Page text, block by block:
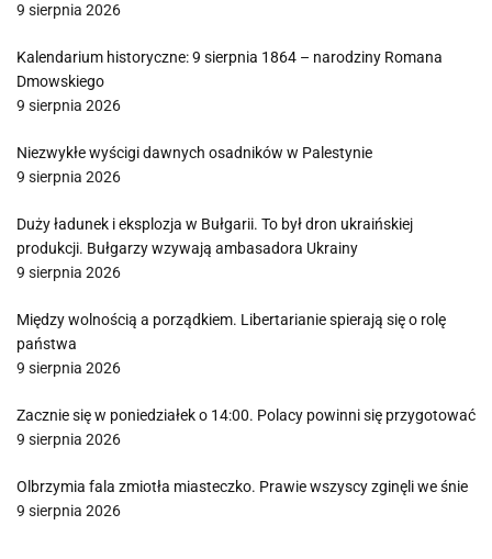
9 sierpnia 2026
Kalendarium historyczne: 9 sierpnia 1864 – narodziny Romana
Dmowskiego
9 sierpnia 2026
Niezwykłe wyścigi dawnych osadników w Palestynie
9 sierpnia 2026
Duży ładunek i eksplozja w Bułgarii. To był dron ukraińskiej
produkcji. Bułgarzy wzywają ambasadora Ukrainy
9 sierpnia 2026
Między wolnością a porządkiem. Libertarianie spierają się o rolę
państwa
9 sierpnia 2026
Zacznie się w poniedziałek o 14:00. Polacy powinni się przygotować
9 sierpnia 2026
Olbrzymia fala zmiotła miasteczko. Prawie wszyscy zginęli we śnie
9 sierpnia 2026